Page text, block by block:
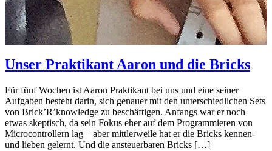
Unser Praktikant Aaron und die Bricks
Für fünf Wochen ist Aaron Praktikant bei uns und eine seiner
Aufgaben besteht darin, sich genauer mit den unterschiedlichen Sets
von Brick’R’knowledge zu beschäftigen. Anfangs war er noch
etwas skeptisch, da sein Fokus eher auf dem Programmieren von
Microcontrollern lag – aber mittlerweile hat er die Bricks kennen-
und lieben gelernt. Und die ansteuerbaren Bricks […]